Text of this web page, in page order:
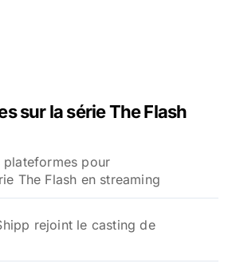
sur la série The Flash
plateformes pour
The Flash en streaming
rejoint le casting de